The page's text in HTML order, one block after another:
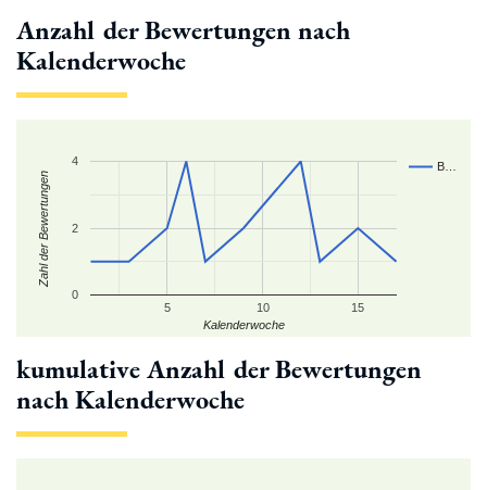
Anzahl der Bewertungen nach
Kalenderwoche
B…
5 10 15
0
2
4
Kalenderwoche
Zahl der Bewertungen
kumulative Anzahl der Bewertungen
nach Kalenderwoche